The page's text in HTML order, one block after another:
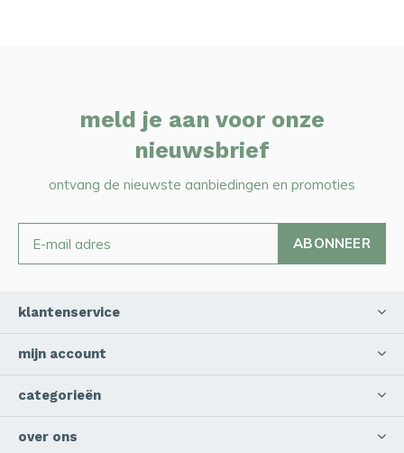
meld je aan voor onze
nieuwsbrief
ontvang de nieuwste aanbiedingen en promoties
ABONNEER
klantenservice
mijn account
categorieën
over ons